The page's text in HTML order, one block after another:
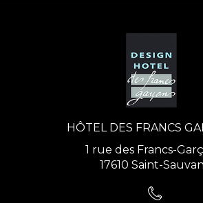
HÔTEL DES FRANCS
1 rue des Francs-
17610 Saint-